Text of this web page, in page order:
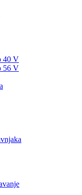
40 V
56 V